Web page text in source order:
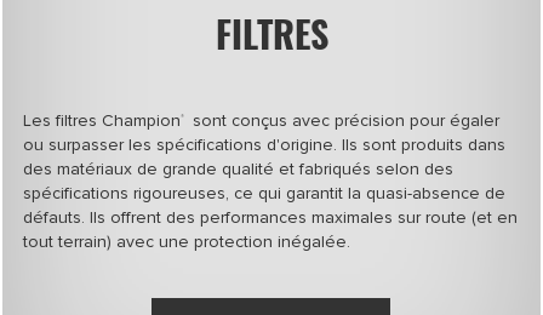
FILTRES
Les filtres Champion®
sont conçus avec précision pour égaler
ou surpasser les spécifications d'origine. Ils sont produits dans
des matériaux de grande qualité et fabriqués selon des
spécifications rigoureuses, ce qui garantit la quasi-absence de
défauts. Ils offrent des performances maximales sur route (et en
tout terrain) avec une protection inégalée.